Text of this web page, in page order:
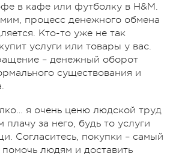
в кафе или футболку в H&M.
процесс денежного обмена
Кто-то уже не так
услуги или товары у вас.
– денежный оборот
существования и
я очень ценю людской труд
плачу за него, будь то услуги
Согласитесь, покупки – самый
людям и доставить